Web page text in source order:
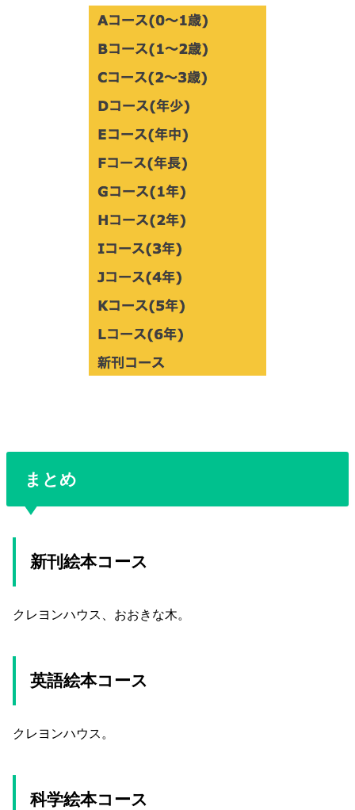
まとめ
新刊絵本コース
クレヨンハウス、おおきな木。
英語絵本コース
クレヨンハウス。
科学絵本コース